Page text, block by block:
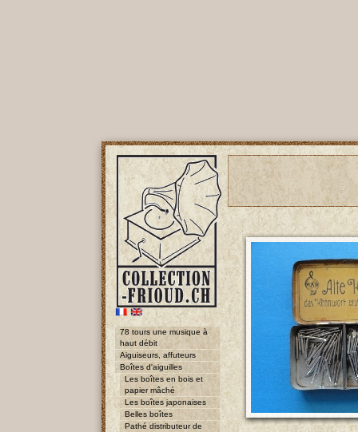
78 tours une musique à
haut débit
Aiguiseurs, affuteurs
Boîtes d'aiguilles
Les boîtes en bois et
papier mâché
Les boîtes japonaises
Belles boîtes
Pathé distributeur de